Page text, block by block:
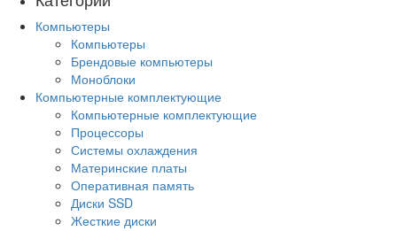
Компьютеры
Компьютеры
Брендовые компьютеры
Моноблоки
Компьютерные комплектующие
Компьютерные комплектующие
Процессоры
Системы охлаждения
Материнские платы
Оперативная память
Диски SSD
Жесткие диски